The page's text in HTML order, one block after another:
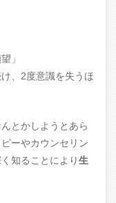
」
、2度意識を失うほ
とかしようとあら
ーやカウンセリン
知ることにより生